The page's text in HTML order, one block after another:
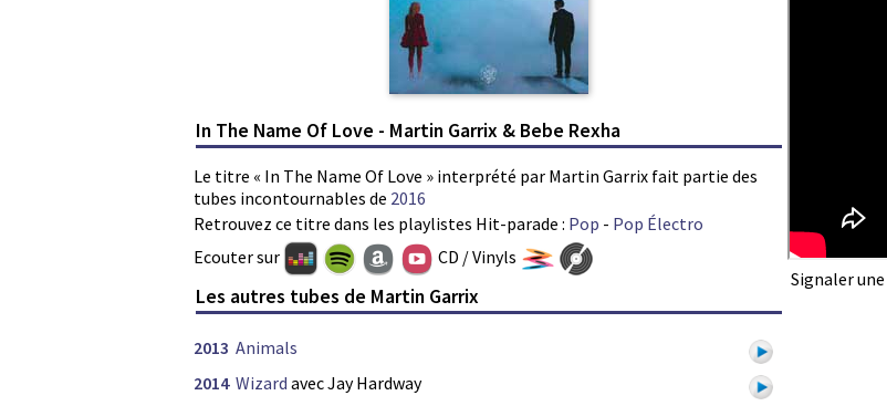
In The Name Of Love - Martin Garrix & Bebe Rexha
Le titre « In The Name Of Love » interprété par Martin Garrix fait partie des
tubes incontournables de 2016
Retrouvez ce titre dans les playlistes Hit-parade : Pop - Pop Électro
Signaler une
Ecouter sur CD / Vinyls
Les autres tubes de Martin Garrix
2013 Animals
2014 Wizard avec Jay Hardway